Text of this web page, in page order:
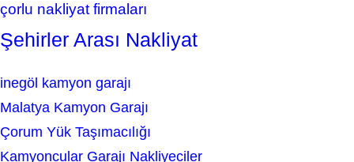
çorlu nakliyat firmaları
Şehirler Arası Nakliyat
inegöl kamyon garajı
Malatya Kamyon Garajı
Çorum Yük Taşımacılığı
Kamyoncular Garajı Nakliyeciler